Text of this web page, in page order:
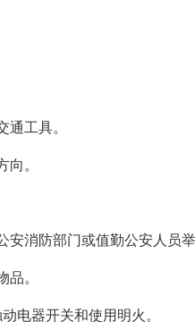
工具。
。
消防部门或值勤公安人员举
。
电器开关和使用明火。